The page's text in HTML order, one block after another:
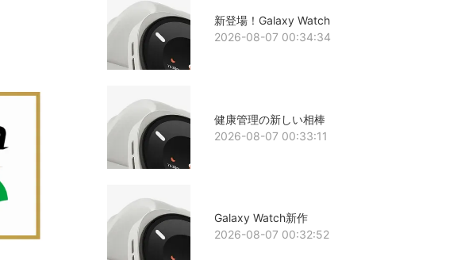
新登場！Galaxy Watch
2026-08-07 00:34:34
健康管理の新しい相棒
2026-08-07 00:33:11
Galaxy Watch新作
2026-08-07 00:32:52